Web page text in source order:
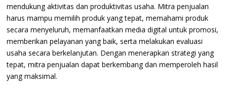
mendukung aktivitas dan produktivitas usaha. Mitra penjualan
harus mampu memilih produk yang tepat, memahami produk
secara menyeluruh, memanfaatkan media digital untuk promosi,
memberikan pelayanan yang baik, serta melakukan evaluasi
usaha secara berkelanjutan. Dengan menerapkan strategi yang
tepat, mitra penjualan dapat berkembang dan memperoleh hasil
yang maksimal.